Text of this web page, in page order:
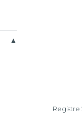
Registre